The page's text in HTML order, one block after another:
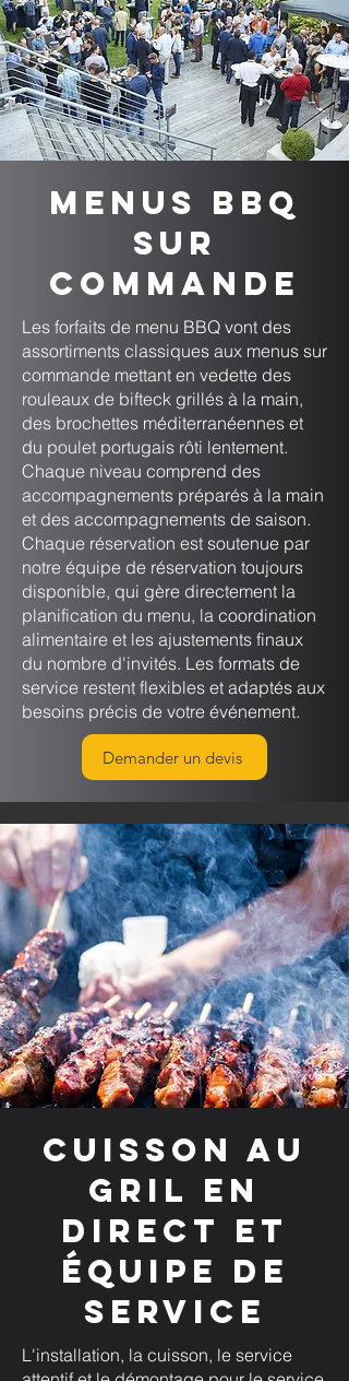
Menus BBQ
sur
commande
Les forfaits de menu BBQ vont des
assortiments classiques aux menus sur
commande mettant en vedette des
rouleaux de bifteck grillés à la main,
des brochettes méditerranéennes et
du poulet portugais rôti lentement.
Chaque niveau comprend des
accompagnements préparés à la main
et des accompagnements de saison.
Chaque réservation est soutenue par
notre équipe de réservation toujours
disponible, qui gère directement la
planification du menu, la coordination
alimentaire et les ajustements finaux
du nombre d'invités. Les formats de
service restent flexibles et adaptés aux
besoins précis de votre événement.
Demander un devis
Cuisson au
gril en
direct et
équipe de
service
L'installation, la cuisson, le service